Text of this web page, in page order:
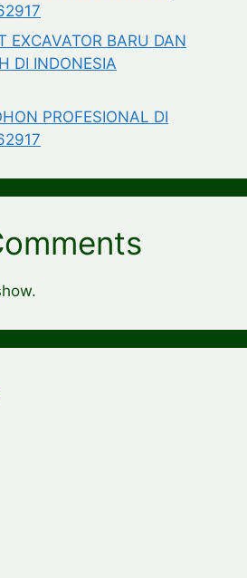
EXCAVATOR BARU DAN
DI INDONESIA
PROFESIONAL DI